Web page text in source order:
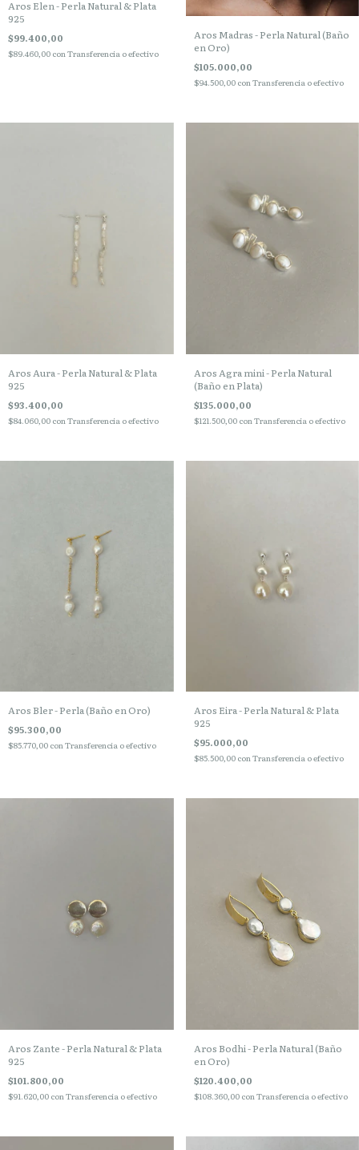
Aros Elen - Perla Natural & Plata
925
$99.400,00
$89.460,00 conTransferencia o efectivo
Aros Madras - Perla Natural (Baño
en Oro)
$105.000,00
$94.500,00 conTransferencia o efectivo
Aros Aura - Perla Natural & Plata
925
$93.400,00
$84.060,00 con Transferencia o efectivo
Aros Agra mini - Perla Natural
(Baño en Plata)
$135.000,00
$121.500,00 con Transferencia o efectivo
Aros Bler - Perla (Baño en Oro)
$95.300,00
$85.770,00 conTransferencia o efectivo
Aros Eira - Perla Natural & Plata
925
$95.000,00
$85.500,00 conTransferencia o efectivo
Aros Zante - Perla Natural & Plata
925
$101.800,00
$91.620,00 con Transferencia o efectivo
Aros Bodhi - Perla Natural (Baño
en Oro)
$120.400,00
$108.360,00 con Transferencia o efectivo